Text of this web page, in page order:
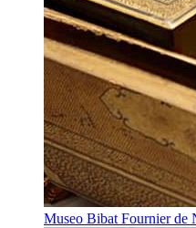
Museo Bibat Fournier de